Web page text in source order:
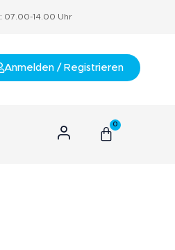
07.00-14.00 Uhr
Anmelden / Registrieren
0